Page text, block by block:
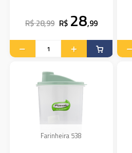
R$ 28,99 R$ 28,99
Farinheira 538